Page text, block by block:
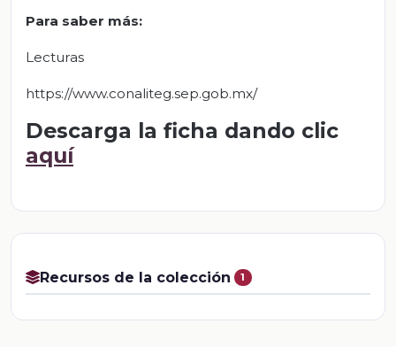
Para saber más:
Lecturas
https://www.conaliteg.sep.gob.mx/
Descarga la ficha dando clic
aquí
Recursos de la colección 1